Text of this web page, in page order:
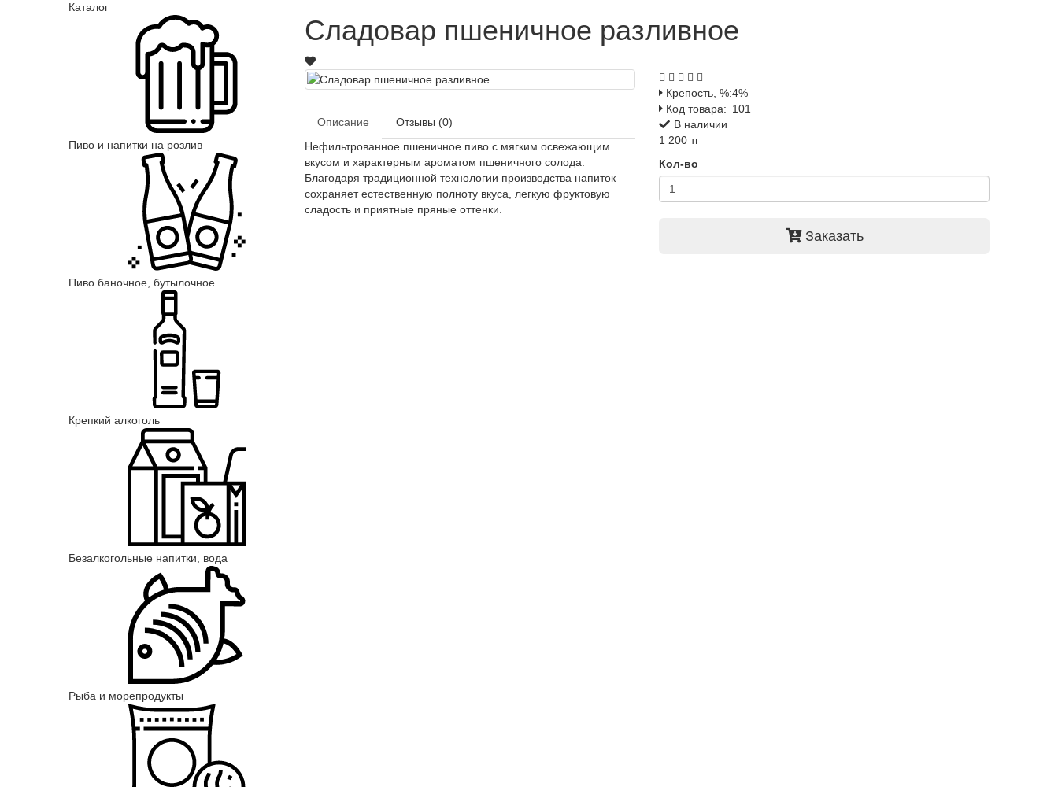
Каталог
Пиво и напитки на розлив
Пиво баночное, бутылочное
Крепкий алкоголь
Безалкогольные напитки, вода
Рыба и морепродукты
Сладовар пшеничное разливное
Описание
Отзывы (0)
Нефильтрованное пшеничное пиво с мягким освежающим
вкусом и характерным ароматом пшеничного солода.
Благодаря традиционной технологии производства напиток
сохраняет естественную полноту вкуса, легкую фруктовую
сладость и приятные пряные оттенки.
Крепость, %:4%
Код товара: 101
В наличии
1 200 тг
Кол-во
Заказать